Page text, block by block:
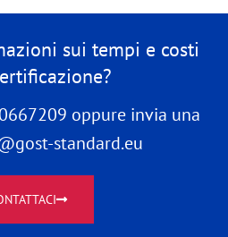
sui tempi e costi
oppure invia una
standard.eu